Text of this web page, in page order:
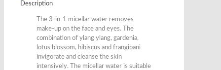
Description
The 3-in-1 micellar water removes
make-up on the face and eyes. The
combination of ylang ylang, gardenia,
lotus blossom, hibiscus and frangipani
invigorate and cleanse the skin
intensively. The micellar water is suitable